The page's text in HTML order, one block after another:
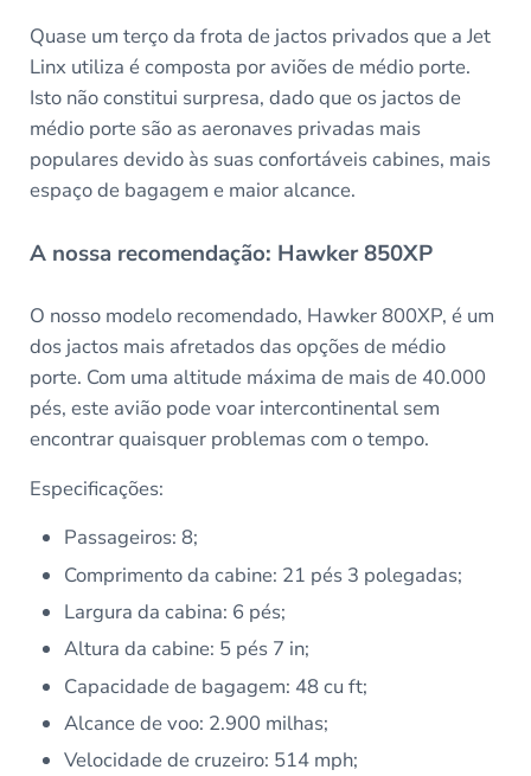
Quase um terço da frota de jactos privados que a Jet
Linx utiliza é composta por aviões de médio porte.
Isto não constitui surpresa, dado que os jactos de
médio porte são as aeronaves privadas mais
populares devido às suas confortáveis cabines, mais
espaço de bagagem e maior alcance.
A nossa recomendação: Hawker 850XP
O nosso modelo recomendado, Hawker 800XP, é um
dos jactos mais afretados das opções de médio
porte. Com uma altitude máxima de mais de 40.000
pés, este avião pode voar intercontinental sem
encontrar quaisquer problemas com o tempo.
Especificações:
Passageiros: 8;
Comprimento da cabine: 21 pés 3 polegadas;
Largura da cabina: 6 pés;
Altura da cabine: 5 pés 7 in;
Capacidade de bagagem: 48 cu ft;
Alcance de voo: 2.900 milhas;
Velocidade de cruzeiro: 514 mph;